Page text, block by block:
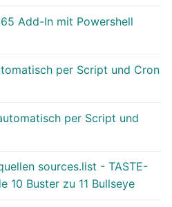
Add-In mit Powershell
per Script und Cron
per Script und
sources.list - TASTE-
10 Buster zu 11 Bullseye